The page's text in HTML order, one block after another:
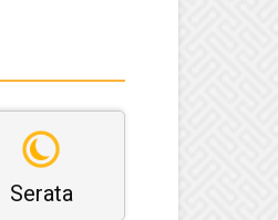
Serata